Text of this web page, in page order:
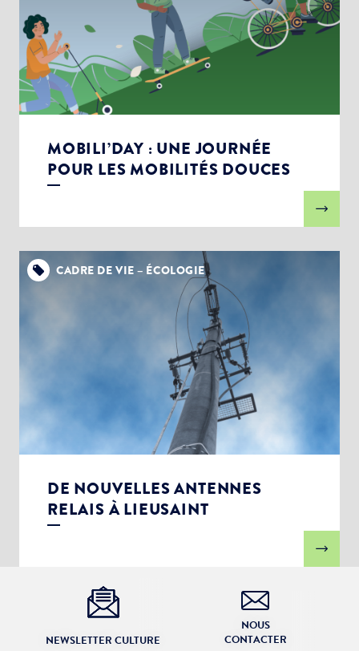
MOBILI’DAY : UNE JOURNÉE
POUR LES MOBILITÉS DOUCES
CADRE DE VIE – ÉCOLOGIE
DE NOUVELLES ANTENNES
RELAIS À LIEUSAINT
NEWSLETTER CULTURE
NOUS
CONTACTER